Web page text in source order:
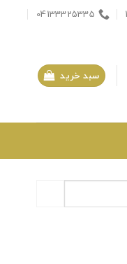
04133325335
سبد خرید